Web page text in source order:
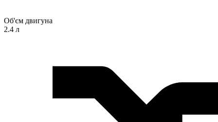
Об'єм двигуна
2.4 л